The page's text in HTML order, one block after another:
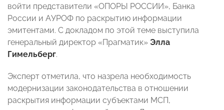
войти представители «ОПОРЫ РОССИИ», Банка
России и АУРОФ по раскрытию информации
эмитентами. С докладом по этой теме выступила
генеральный директор «Прагматик» Элла
Гимельберг.
Эксперт отметила, что назрела необходимость
модернизации законодательства в отношении
раскрытия информации субъектами МСП,